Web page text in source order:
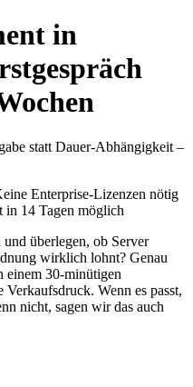
in
statt Dauer-Abhängigkeit –
Enterprise-Lizenzen nötig
in 14 Tagen möglich
überlegen, ob Server
wirklich lohnt? Genau
einem 30-minütigen
Wenn es passt,
nicht, sagen wir das auch